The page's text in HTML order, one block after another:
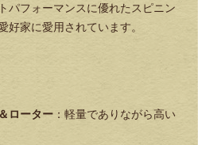
パフォーマンスに優れたスピニン
好家に愛用されています。
ローター ：軽量でありながら高い